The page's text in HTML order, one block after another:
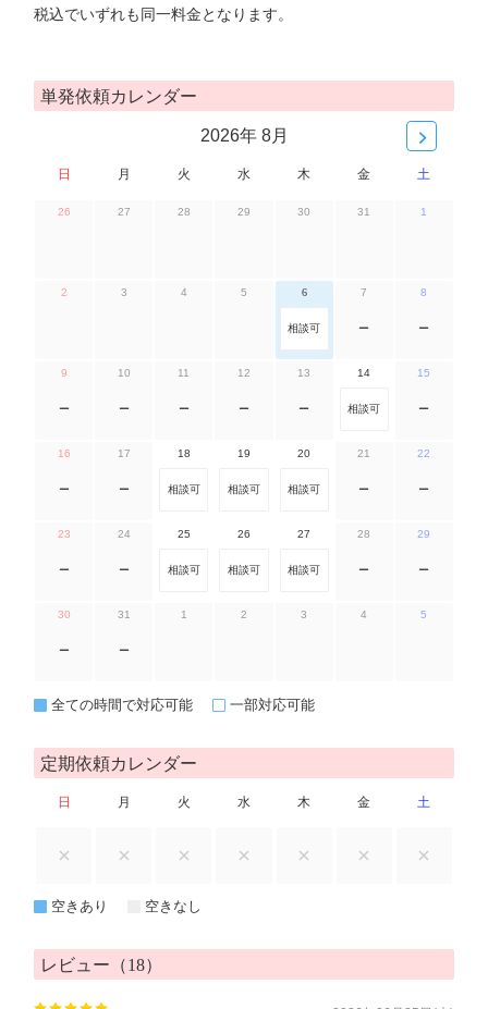
税込でいずれも同一料金となります。
単発依頼カレンダー
2026年 8月
日 月 火 水 木 金 土
26 27 28 29 30 31 1
2 3 4 5 6
相談可
7
ー
8
ー
9
ー
10
ー
11
ー
12
ー
13
ー
14
相談可
15
ー
16
ー
17
ー
18
相談可
19
相談可
20
相談可
21
ー
22
ー
23
ー
24
ー
25
相談可
26
相談可
27
相談可
28
ー
29
ー
30
ー
31
ー
1 2 3 4 5
全ての時間で対応可能 一部対応可能
定期依頼カレンダー
日 月 火 水 木 金 土
空きあり 空きなし
レビュー（18）